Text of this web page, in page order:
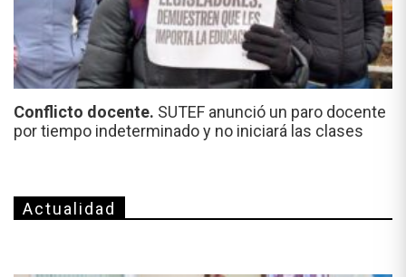
Conflicto docente. SUTEF anunció un paro docente
por tiempo indeterminado y no iniciará las clases
Actualidad